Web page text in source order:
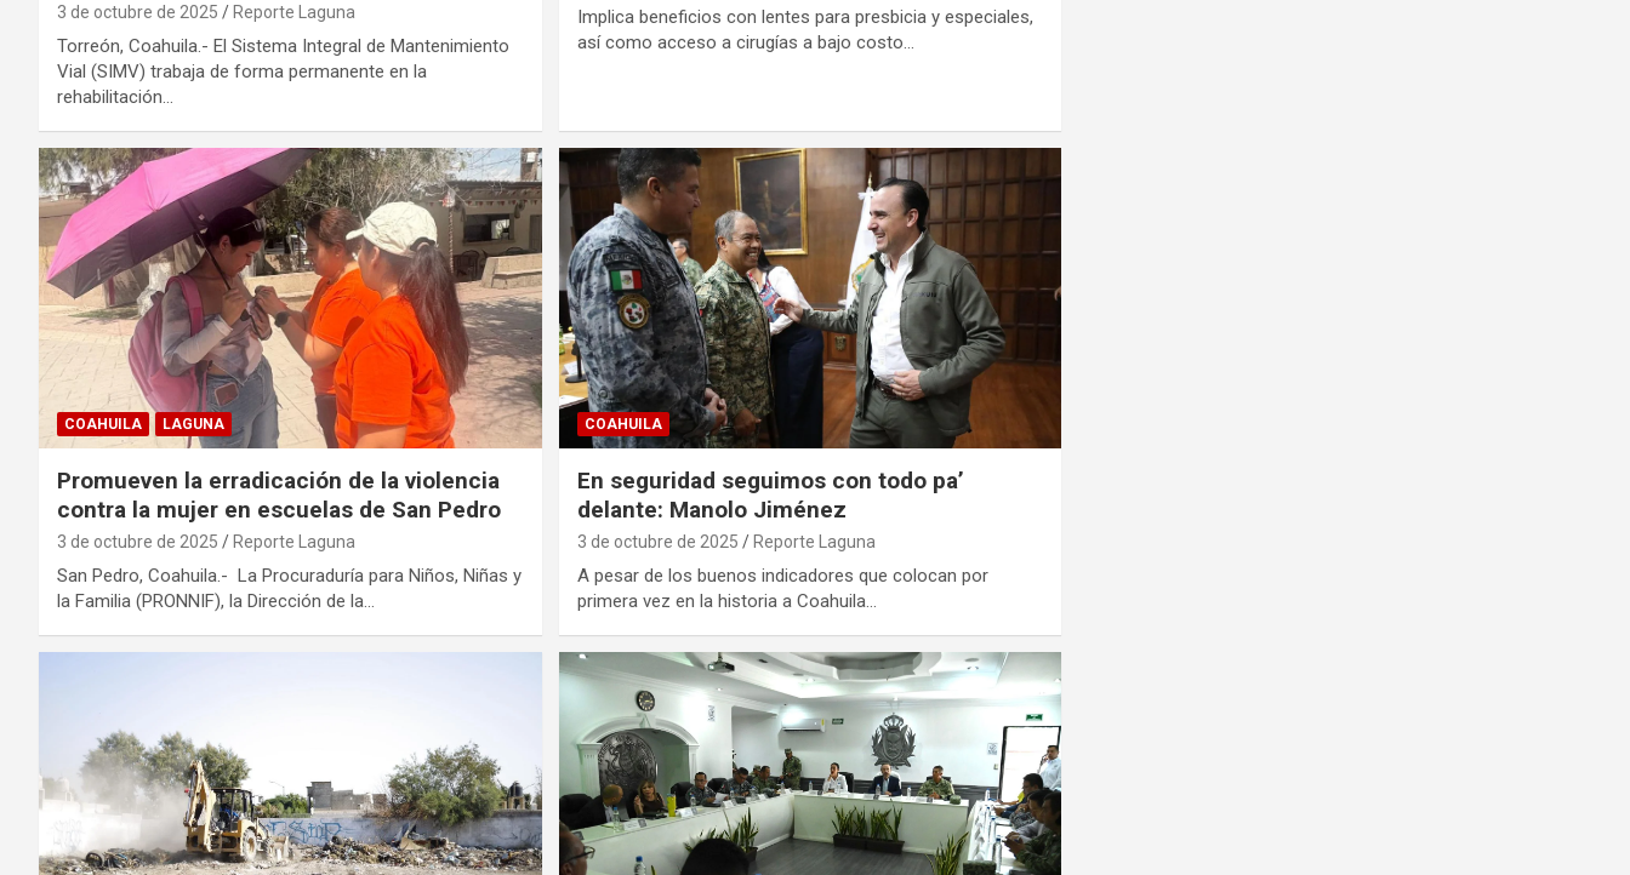
3 de octubre de 2025 Reporte Laguna
Torreón, Coahuila.- El Sistema Integral de Mantenimiento
Vial (SIMV) trabaja de forma permanente en la
rehabilitación…
Implica beneficios con lentes para presbicia y especiales,
así como acceso a cirugías a bajo costo…
COAHUILA LAGUNA
Promueven la erradicación de la violencia
contra la mujer en escuelas de San Pedro
3 de octubre de 2025 Reporte Laguna
San Pedro, Coahuila.- La Procuraduría para Niños, Niñas y
la Familia (PRONNIF), la Dirección de la…
COAHUILA
En seguridad seguimos con todo pa’
delante: Manolo Jiménez
3 de octubre de 2025 Reporte Laguna
A pesar de los buenos indicadores que colocan por
primera vez en la historia a Coahuila…